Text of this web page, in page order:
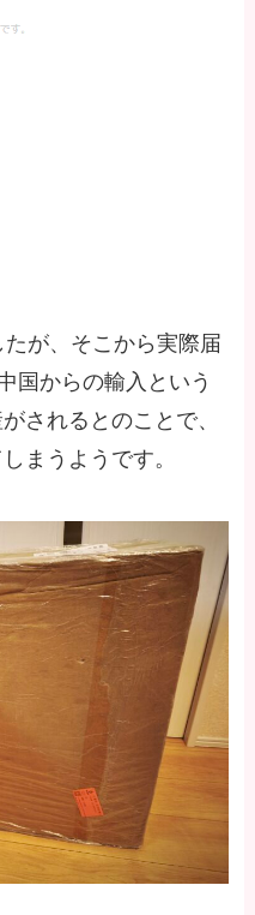
が、そこから実際届
国からの輸入という
されるとのことで、
まうようです。